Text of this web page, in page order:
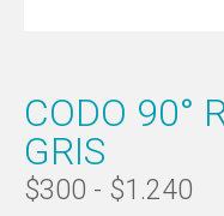
CODO 90°
GRIS
$300 - $1.240